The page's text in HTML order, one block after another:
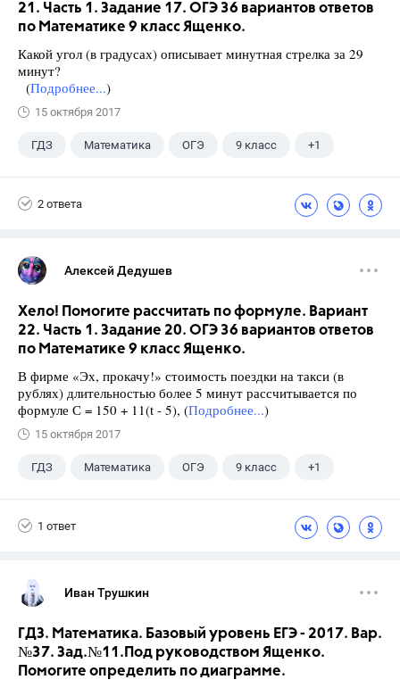
21. Часть 1. Задание 17. ОГЭ 36 вариантов ответов
по Математике 9 класс Ященко.
Какой угол (в градусах) описывает минутная стрелка за 29
минут?
(Подробнее...)
15 октября 2017
ГДЗ Математика ОГЭ 9 класс +1
2 ответа
Алексей Дедушев
Хело! Помогите рассчитать по формуле. Вариант
22. Часть 1. Задание 20. ОГЭ 36 вариантов ответов
по Математике 9 класс Ященко.
В фирме «Эх, прокачу!» стоимость поездки на такси (в
рублях) длительностью более 5 минут рассчитывается по
формуле С = 150 + 11(t - 5), (Подробнее...)
15 октября 2017
ГДЗ Математика ОГЭ 9 класс +1
1 ответ
Иван Трушкин
ГДЗ. Математика. Базовый уровень ЕГЭ - 2017. Вар.
№37. Зад.№11.Под руководством Ященко.
Помогите определить по диаграмме.